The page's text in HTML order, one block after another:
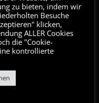
zu bieten, indem wir
Besuche
klicken,
ALLER Cookies
die "Cookie-
kontrollierte